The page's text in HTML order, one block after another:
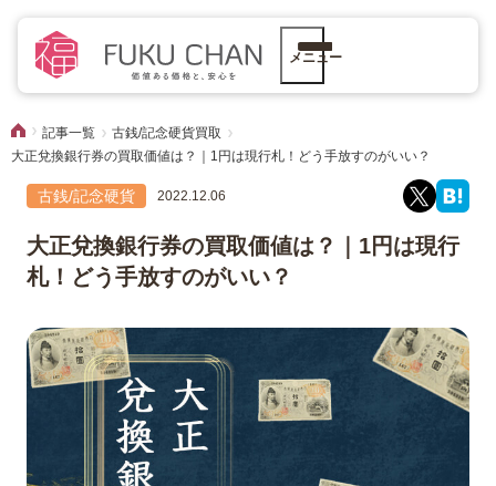
メニュー
記事一覧
古銭/記念硬貨買取
大正兌換銀行券の買取価値は？｜1円は現行札！どう手放すのがいい？
古銭/記念硬貨 2022.12.06
大正兌換銀行券の買取価値は？｜1円は現行
札！どう手放すのがいい？